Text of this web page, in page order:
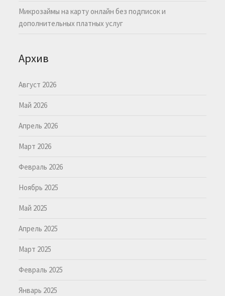
Микрозаймы на карту онлайн без подписок и
дополнительных платных услуг
Архив
Август 2026
Май 2026
Апрель 2026
Март 2026
Февраль 2026
Ноябрь 2025
Май 2025
Апрель 2025
Март 2025
Февраль 2025
Январь 2025